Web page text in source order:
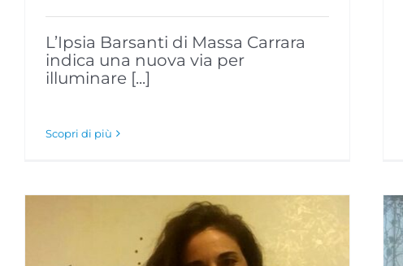
L’Ipsia Barsanti di Massa Carrara
indica una nuova via per
illuminare [...]
Scopri di più